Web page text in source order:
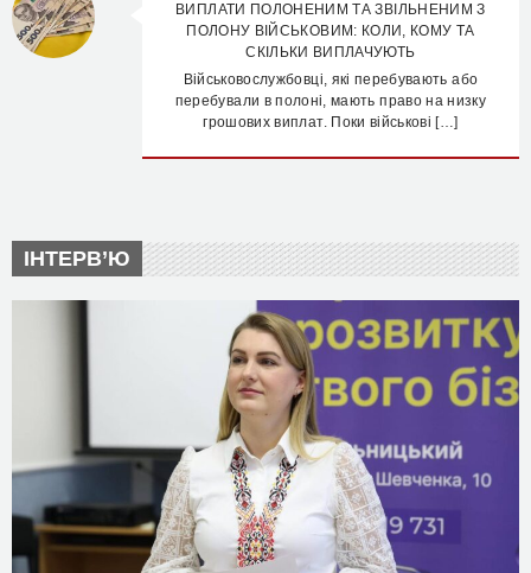
ВИПЛАТИ ПОЛОНЕНИМ ТА ЗВІЛЬНЕНИМ З
ПОЛОНУ ВІЙСЬКОВИМ: КОЛИ, КОМУ ТА
СКІЛЬКИ ВИПЛАЧУЮТЬ
Військовослужбовці, які перебувають або
перебували в полоні, мають право на низку
грошових виплат. Поки військові […]
ІНТЕРВ’Ю